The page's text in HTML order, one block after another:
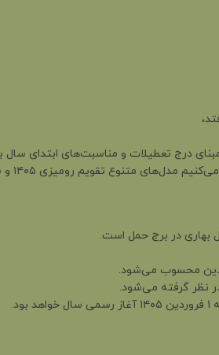
مبنای درج تعطیلات و مناسبت‌های ابتدای
۱۴۰۵ را بررسی کنید تا با آمادگی بیشتری وارد سال جدید شوید.
بهاری در برج حمل است.